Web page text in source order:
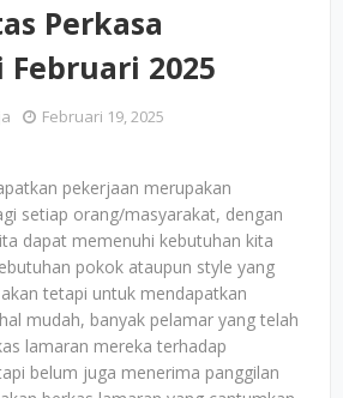
Perkasa
2025
Februari 19, 2025
pekerjaan merupakan
setiap orang/masyarakat, dengan
dapat memenuhi kebutuhan kita
pokok ataupun style yang
tetapi untuk mendapatkan
mudah, banyak pelamar yang telah
lamaran mereka terhadap
belum juga menerima panggilan